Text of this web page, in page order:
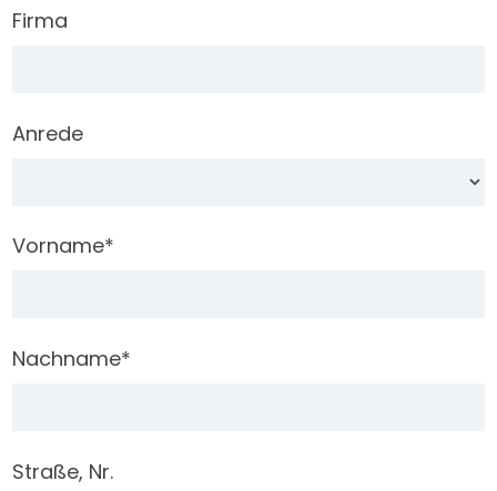
Firma
Anrede
Vorname*
Nachname*
Straße, Nr.